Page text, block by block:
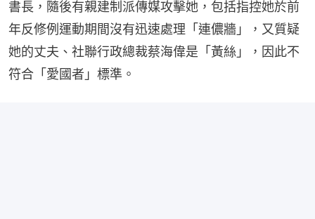
書長，隨後有親建制派傳媒攻擊她，包括指控她於前
年反修例運動期間沒有迅速處理「連儂牆」，又質疑
她的丈夫、社聯行政總裁蔡海偉是「黃絲」，因此不
符合「愛國者」標準。